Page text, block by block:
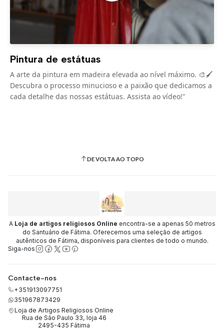
Pintura de estátuas
A arte da pintura em madeira elevada ao nível máximo. 🎨🖌️
Descubra o processo minucioso e a paixão que dedicamos a
cada detalhe das nossas estátuas. Assista ao vídeo!"
DE VOLTA AO TOPO
A Loja de artigos religiosos Online encontra-se a apenas 50 metros
do Santuário de Fátima. Oferecemos uma seleção de artigos
autênticos de Fátima, disponíveis para clientes de todo o mundo.
Siga-nos
Contacte-nos
+351913097751
351967873429
Loja de Artigos Religiosos Online
Rua de São Paulo 33, loja 46
2495-435 Fátima